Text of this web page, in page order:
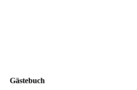
Gästebuch